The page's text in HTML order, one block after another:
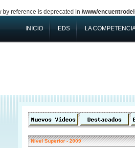
by reference is deprecated in /www/
INICIO EDS LA
Nivel Superior-2009